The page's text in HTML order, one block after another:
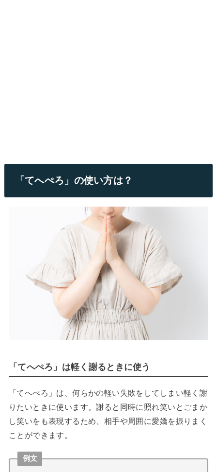
「てへぺろ」の使い方は？
「てへぺろ」は軽く謝るときに使う
「てへぺろ」は、何らかの軽い失敗をしてしまい軽く謝
りたいときに使います。謝ると同時に照れ笑いとごまか
し笑いをも表現するため、相手や周囲に愛嬌を振りまく
ことができます。
例文